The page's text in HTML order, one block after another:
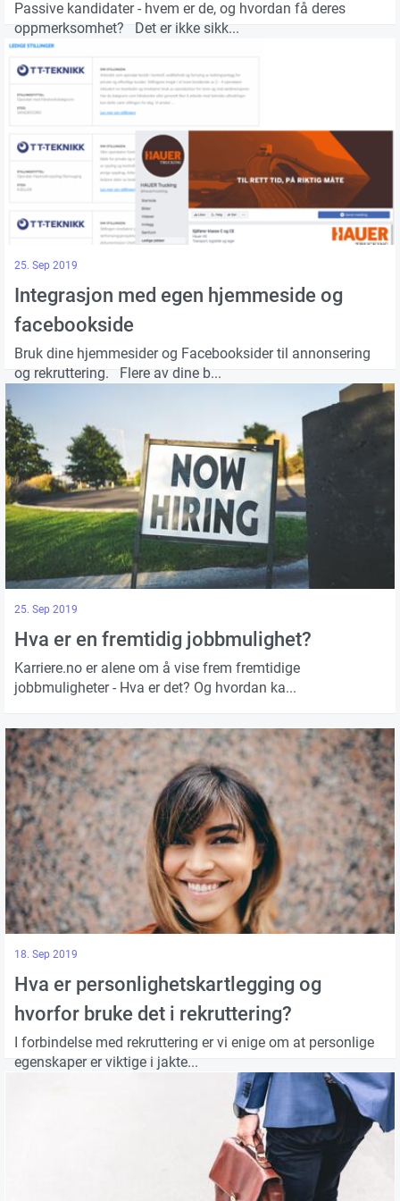
Passive kandidater - hvem er de, og hvordan få deres
oppmerksomhet? Det er ikke sikk...
25. Sep 2019
Integrasjon med egen hjemmeside og
facebookside
Bruk dine hjemmesider og Facebooksider til annonsering
og rekruttering. Flere av dine b...
25. Sep 2019
Hva er en fremtidig jobbmulighet?
Karriere.no er alene om å vise frem fremtidige
jobbmuligheter - Hva er det? Og hvordan ka...
18. Sep 2019
Hva er personlighetskartlegging og
hvorfor bruke det i rekruttering?
I forbindelse med rekruttering er vi enige om at personlige
egenskaper er viktige i jakte...